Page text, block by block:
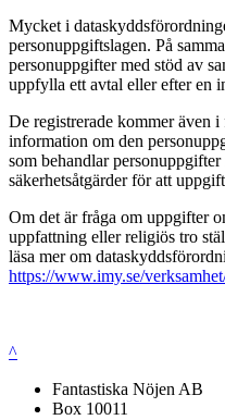
Mycket i
personuppgiftslagen. På
personuppgifter med stöd av
uppfylla ett avtal eller efter en
De registrerade kommer även
information om den
som behandlar
säkerhetsåtgärder för att
Om det är fråga om uppgifter
uppfattning eller religiös tro
läsa mer om
https://www.imy.se/
^
Fantastiska Nöjen AB
Box 10011